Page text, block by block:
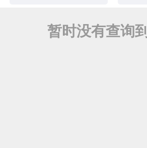
暂时没有查询